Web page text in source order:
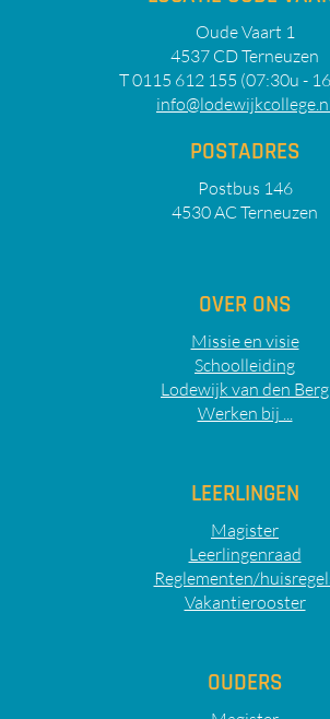
Oude Vaart 1
4537 CD Terneuzen
T 0115 612 155 (07:30u -
POSTADRES
Postbus 146
4530 AC Terneuzen
OVER ONS
Missie en visie
Schoolleiding
Lodewijk van den Berg
Werken bij ...
LEERLINGEN
Magister
Leerlingenraad
Reglementen/
Vakantierooster
OUDERS